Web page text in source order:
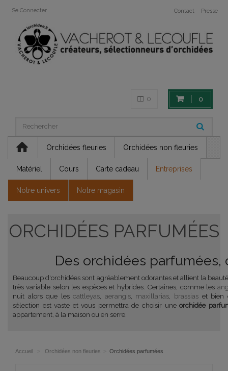
Contact Presse
Se Connecter
0
0
Orchidées fleuries Orchidées non fleuries
Matériel Cours Carte cadeau Entreprises
Notre univers Notre magasin
ORCHIDÉES PARFUMÉES
Des orchidées parfumées,
Beaucoup d'orchidées sont agréablement odorantes et allient la
très variable selon les espèces et hybrides. Certaines, comme les
nuit alors que lescattleyas aerangis, maxillarias brassias et bien
sélection est vaste et vous permettra de choisir uneorchidée
appartement, à la maison ou en serre.
Accueil Orchidées non fleuries Orchidées parfumées